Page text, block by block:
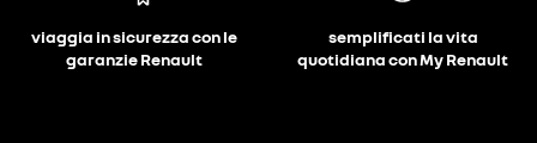
viaggia in sicurezza con le
garanzie Renault
semplificati la vita
quotidiana con My Renault